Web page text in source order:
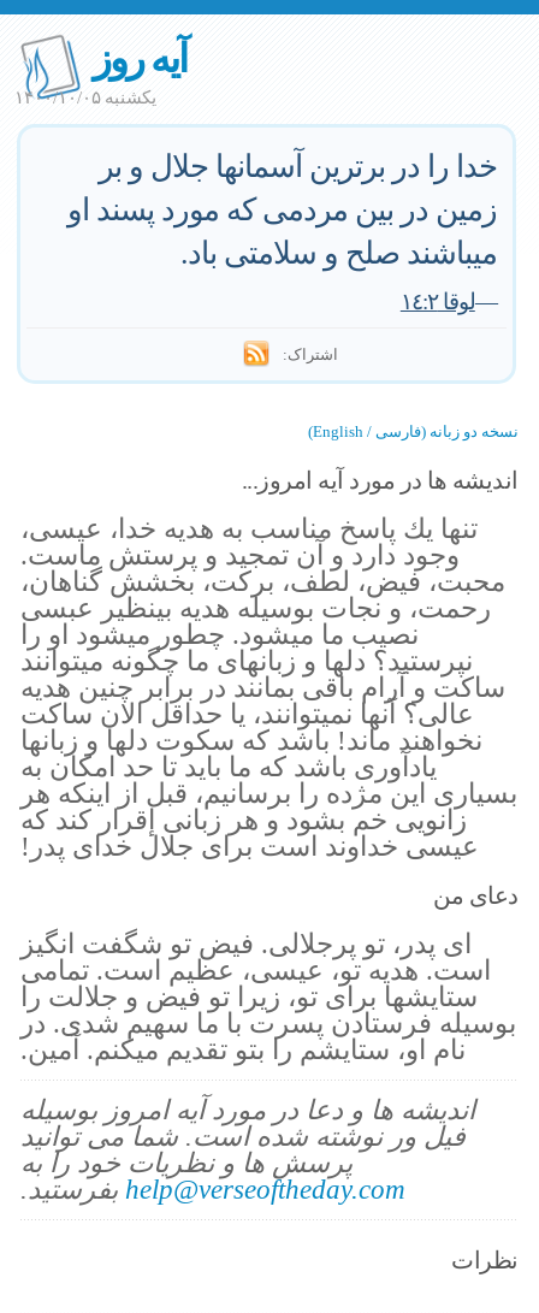
آیه روز
یکشنبه ۱۴۰۰/۱۰/۰۵
خدا را در برترين آسمانها جلال و بر
زمين در بين مردمى كه مورد پسند او
ميباشند صلح و سلامتى باد.
—لوقا ١٤:٢
اشتراک:
نسخه دو زبانه (فارسی / English)
اندیشه ها در مورد آیه امروز...
تنها يك پاسخ مناسب به هديه خدا، عيسى،
وجود دارد و آن تمجيد و پرستش ماست.
محبت، فيض، لطف، بركت، بخشش گناهان،
رحمت، و نجات بوسيله هديه بينظير عبسى
نصيب ما ميشود. چطور ميشود او را
نپرستيد؟ دلها و زبانهاى ما چگونه ميتوانند
ساكت و آرام باقى بمانند در برابر چنين هديه
عالى؟ آنها نميتوانند، يا حداقل الان ساكت
نخواهند ماند! باشد كه سكوت دلها و زبانها
يادآورى باشد كه ما بايد تا حد امكان به
بسيارى اين مژده را برسانيم، قبل از اينكه هر
زانويى خم بشود و هر زبانى إقرار كند كه
عيسى خداوند است براى جلال خداى پدر!
دعای من
اى پدر، تو پرجلالى. فيض تو شگفت انگيز
است. هديه تو، عيسى، عظيم است. تمامى
ستايشها براى تو، زيرا تو فيض و جلالت را
بوسيله فرستادن پسرت با ما سهيم شدى. در
نام او، ستايشم را بتو تقديم ميكنم. آمين.
اندیشه ها و دعا در مورد آیه امروز بوسیله
فیل ور نوشته شده است. شما می توانید
پرسش ها و نظریات خود را به
help@verseoftheday.com بفرستید.
نظرات